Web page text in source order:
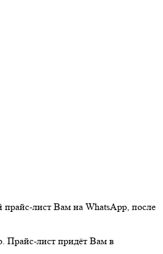
лист Вам на WhatsApp, после
Прайс-лист придёт Вам в